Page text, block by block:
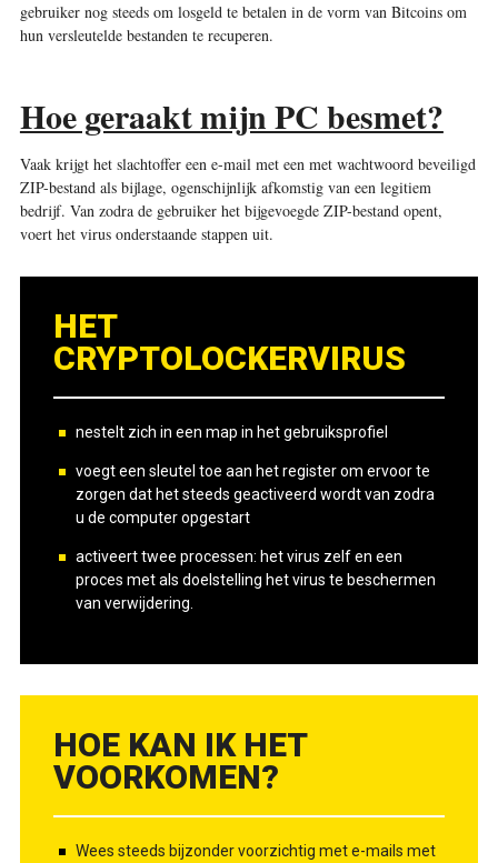
gebruiker nog steeds om losgeld te betalen in de vorm van Bitcoins om
hun versleutelde bestanden te recuperen.
Hoe geraakt mijn PC besmet?
Vaak krijgt het slachtoffer een e-mail met een met wachtwoord beveiligd
ZIP-bestand als bijlage, ogenschijnlijk afkomstig van een legitiem
bedrijf. Van zodra de gebruiker het bijgevoegde ZIP-bestand opent,
voert het virus onderstaande stappen uit.
HET
CRYPTOLOCKERVIRUS
nestelt zich in een map in het gebruiksprofiel
voegt een sleutel toe aan het register om ervoor te
zorgen dat het steeds geactiveerd wordt van zodra
u de computer opgestart
activeert twee processen: het virus zelf en een
proces met als doelstelling het virus te beschermen
van verwijdering.
HOE KAN IK HET
VOORKOMEN?
Wees steeds bijzonder voorzichtig met e-mails met